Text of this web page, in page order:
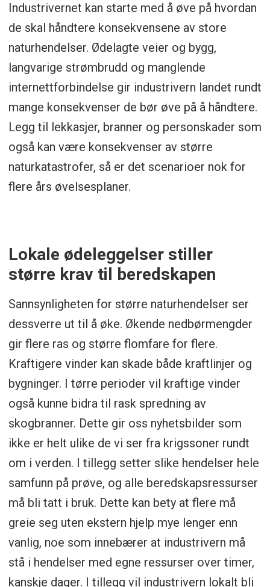
Industrivernet kan starte med å øve på hvordan
de skal håndtere konsekvensene av store
naturhendelser. Ødelagte veier og bygg,
langvarige strømbrudd og manglende
internettforbindelse gir industrivern landet rundt
mange konsekvenser de bør øve på å håndtere.
Legg til lekkasjer, branner og personskader som
også kan være konsekvenser av større
naturkatastrofer, så er det scenarioer nok for
flere års øvelsesplaner.
Lokale ødeleggelser stiller
større krav til beredskapen
Sannsynligheten for større naturhendelser ser
dessverre ut til å øke. Økende nedbørmengder
gir flere ras og større flomfare for flere.
Kraftigere vinder kan skade både kraftlinjer og
bygninger. I tørre perioder vil kraftige vinder
også kunne bidra til rask spredning av
skogbranner. Dette gir oss nyhetsbilder som
ikke er helt ulike de vi ser fra krigssoner rundt
om i verden. I tillegg setter slike hendelser hele
samfunn på prøve, og alle beredskapsressurser
må bli tatt i bruk. Dette kan bety at flere må
greie seg uten ekstern hjelp mye lenger enn
vanlig, noe som innebærer at industrivern må
stå i hendelser med egne ressurser over timer,
kanskje dager. I tillegg vil industrivern lokalt bli